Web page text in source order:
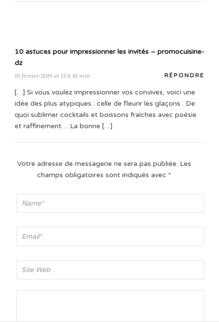
10 astuces pour impressionner les invités – promocuisine-
dz
19 février 2019 at 13 h 16 min RÉPONDRE
[…] Si vous voulez impressionner vos convives, voici une
idée des plus atypiques : celle de fleurir les glaçons . De
quoi sublimer cocktails et boissons fraîches avec poésie
et raffinement… La bonne […]
Votre adresse de messagerie ne sera pas publiée. Les
champs obligatoires sont indiqués avec *